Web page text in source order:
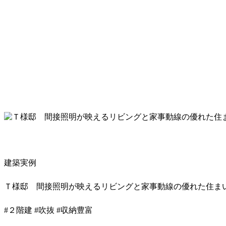
建築実例
Ｔ様邸 間接照明が映えるリビングと家事動線の優れた住ま
#２階建 #吹抜 #収納豊富